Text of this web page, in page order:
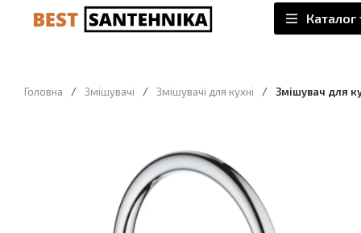
Каталог
Головна / Змішувачі / Змішувачі для кухні / Змішувач для